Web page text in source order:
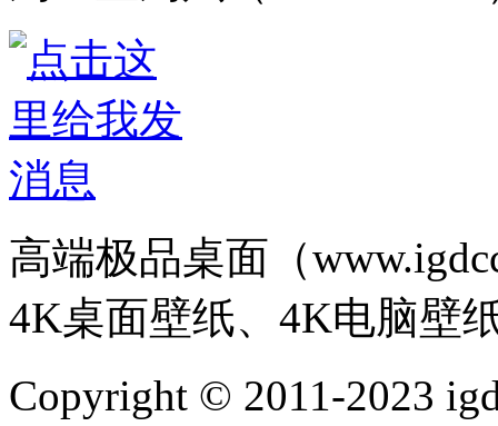
高端极品桌面（
4K桌面壁纸、4K电脑壁
Copyright © 2011-2023